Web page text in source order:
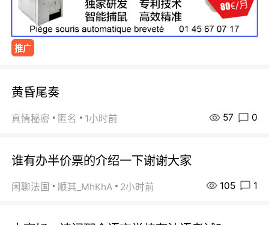
推广
黄昏尾奏
真情秘密 匿名 1小时前 57 0
谁有办半价票的介绍一下谢谢大家
闲聊法国 顺其_MhKhA 2小时前 105 1